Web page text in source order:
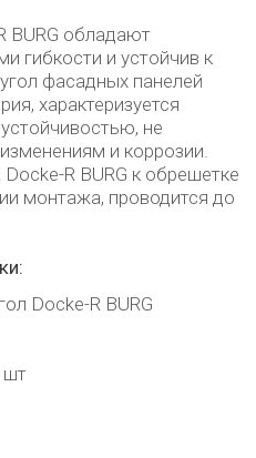
BURG обладают
гибкости и устойчив к
фасадных панелей
характеризуется
не
и коррозии.
R BURG к обрешетке
монтажа, проводится до
Docke-R BURG
шт